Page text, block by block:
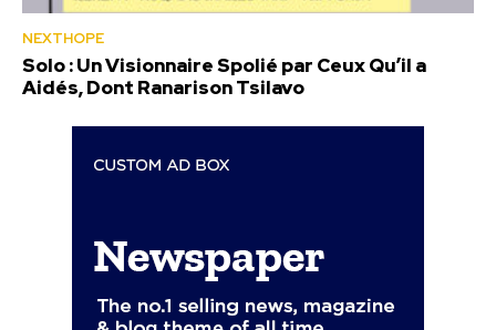
NEXTHOPE
Solo : Un Visionnaire Spolié par Ceux Qu’il a
Aidés, Dont Ranarison Tsilavo